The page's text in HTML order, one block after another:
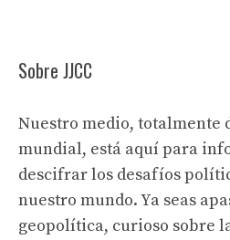
Sobre JJCC
Nuestro medio, totalmente
mundial, está aquí para
descifrar los desafíos
nuestro mundo. Ya seas
geopolítica, curioso sobre